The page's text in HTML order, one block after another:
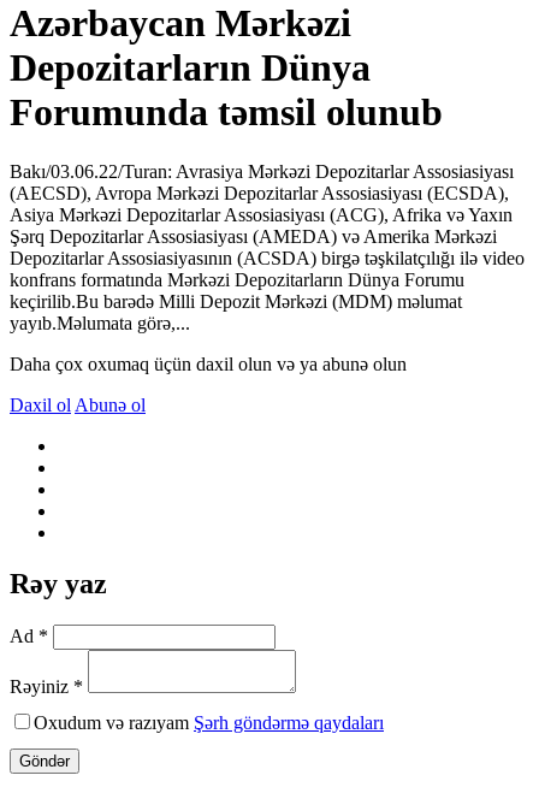
Azərbaycan Mərkəzi
Depozitarların Dünya
Forumunda təmsil olunub
Bakı/03.06.22/Turan: Avrasiya Mərkəzi Depozitarlar Assosiasiyası
(AECSD), Avropa Mərkəzi Depozitarlar Assosiasiyası (ECSDA),
Asiya Mərkəzi Depozitarlar Assosiasiyası (ACG), Afrika və Yaxın
Şərq Depozitarlar Assosiasiyası (AMEDA) və Amerika Mərkəzi
Depozitarlar Assosiasiyasının (ACSDA) birgə təşkilatçılığı ilə video
konfrans formatında Mərkəzi Depozitarların Dünya Forumu
keçirilib.Bu barədə Milli Depozit Mərkəzi (MDM) məlumat
yayıb.Məlumata görə,...
Daha çox oxumaq üçün daxil olun və ya abunə olun
Daxil ol Abunə ol
Rəy yaz
Ad *
Rəyiniz *
Oxudum və razıyam Şərh göndərmə qaydaları
Göndər